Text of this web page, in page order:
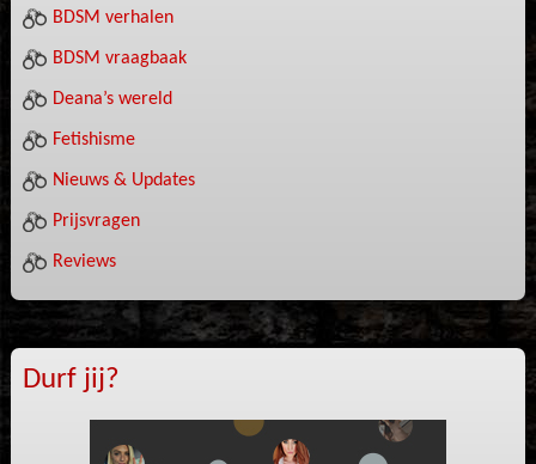
BDSM verhalen
BDSM vraagbaak
Deana’s wereld
Fetishisme
Nieuws & Updates
Prijsvragen
Reviews
Durf jij?